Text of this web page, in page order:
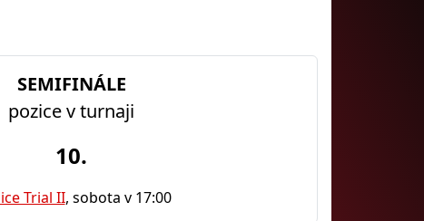
SEMIFINÁLE
pozice v turnaji
10.
Trial II, sobota v 17:00